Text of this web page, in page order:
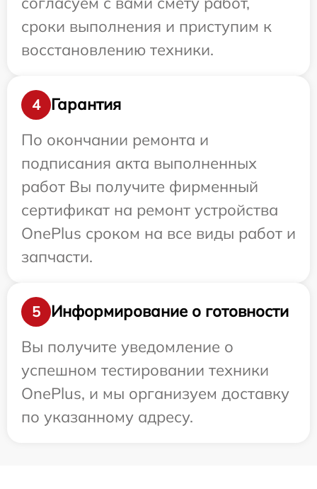
сроки выполнения и приступим к
восстановлению техники.
4
Гарантия
По окончании ремонта и
подписания акта выполненных
работ Вы получите фирменный
сертификат на ремонт устройства
OnePlus сроком на все виды работ и
запчасти.
5
Информирование о готовности
Вы получите уведомление о
успешном тестировании техники
OnePlus, и мы организуем доставку
по указанному адресу.